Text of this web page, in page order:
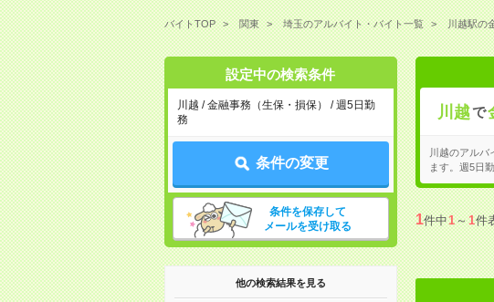
バイトTOP 関東 埼玉のアルバイト・バイト一覧 川越駅の
設定中の検索条件
川越 / 金融事務（生保・損保） / 週5日勤
務
条件の変更
条件を保存して
メールを受け取る
他の検索結果を見る
川越で
川越のアル
ます。週5日
1件中1～1件